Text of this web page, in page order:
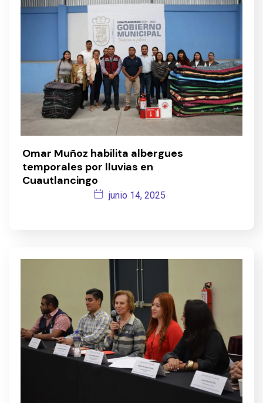
Omar Muñoz habilita albergues
temporales por lluvias en
Cuautlancingo
junio 14, 2025